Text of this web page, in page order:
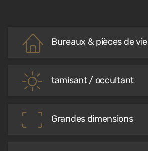
Bureaux & pièces de vie
tamisant / occultant
Grandes dimensions